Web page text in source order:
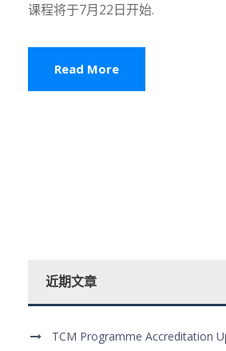
课程将于7月22日开始.
Read More
近期文章
TCM Programme Accreditation